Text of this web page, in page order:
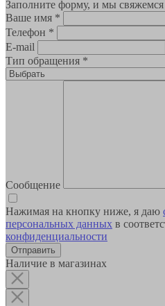
Заполните форму, и мы
Ваше имя *
Телефон *
E-mail
Тип обращения *
Сообщение
Нажимая на кнопку ниже, я даю
персональных данных в
конфиденциальности
Наличие в магазинах